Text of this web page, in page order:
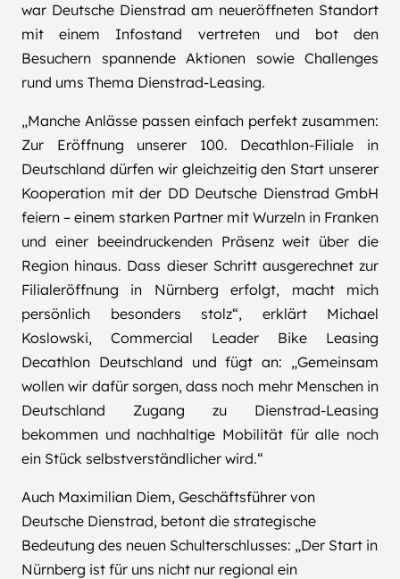
war Deutsche Dienstrad am neueröffneten Standort
mit einem Infostand vertreten und bot den
Besuchern spannende Aktionen sowie Challenges
rund ums Thema Dienstrad-Leasing.
„Manche Anlässe passen einfach perfekt zusammen:
Zur Eröffnung unserer 100. Decathlon-Filiale in
Deutschland dürfen wir gleichzeitig den Start unserer
Kooperation mit der DD Deutsche Dienstrad GmbH
feiern – einem starken Partner mit Wurzeln in Franken
und einer beeindruckenden Präsenz weit über die
Region hinaus. Dass dieser Schritt ausgerechnet zur
Filialeröffnung in Nürnberg erfolgt, macht mich
persönlich besonders stolz“, erklärt Michael
Koslowski, Commercial Leader Bike Leasing
Decathlon Deutschland und fügt an: „Gemeinsam
wollen wir dafür sorgen, dass noch mehr Menschen in
Deutschland Zugang zu Dienstrad-Leasing
bekommen und nachhaltige Mobilität für alle noch
ein Stück selbstverständlicher wird.“
Auch Maximilian Diem, Geschäftsführer von
Deutsche Dienstrad, betont die strategische
Bedeutung des neuen Schulterschlusses: „Der Start in
Nürnberg ist für uns nicht nur regional ein